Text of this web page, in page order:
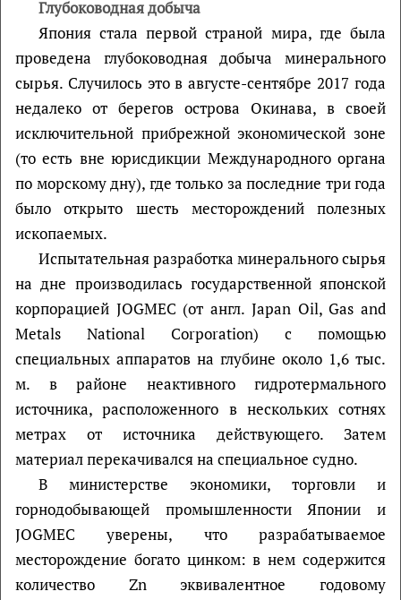
Глубоководная добыча
Япония стала первой страной мира, где была
проведена глубоководная добыча минерального
сырья. Случилось это в августе-сентябре 2017 года
недалеко от берегов острова Окинава, в своей
исключительной прибрежной экономической зоне
(то есть вне юрисдикции Международного органа
по морскому дну), где только за последние три года
было открыто шесть месторождений полезных
ископаемых.
Испытательная разработка минерального сырья
на дне производилась государственной японской
корпорацией JOGMEC (от англ. Japan Oil, Gas and
Metals National Corporation) с помощью
специальных аппаратов на глубине около 1,6 тыс.
м. в районе неактивного гидротермального
источника, расположенного в нескольких сотнях
метрах от источника действующего. Затем
материал перекачивался на специальное судно.
В министерстве экономики, торговли и
горнодобывающей промышленности Японии и
JOGMEC уверены, что разрабатываемое
месторождение богато цинком: в нем содержится
количество Zn эквивалентное годовому